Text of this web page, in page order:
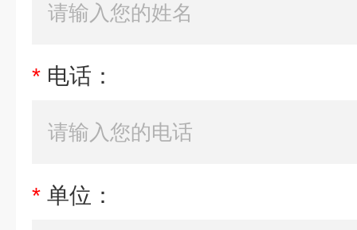
* 电话：
* 单位：